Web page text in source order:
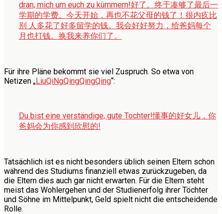
dran, mich um euch zu kümmern!好了。终于凑够了最后一
学期的学费。今天开始，再也不花父母的钱了！很内疚比
别 人多花了好多留学的钱。我会好好努力，给爸妈每个
月也打钱。换我来养你们了。
Für ihre Pläne bekommt sie viel Zuspruch. So etwa von
Netizen „LiuQiNgQingQingQing“:
Du bist eine verständige, gute Tochter!懂事的好女儿，你
爸妈会为你感到欣慰的!
Tatsächlich ist es nicht besonders üblich seinen Eltern schon
während des Studiums finanziell etwas zurückzugeben, da
die Eltern dies auch gar nicht erwarten. Für die Eltern steht
meist das Wohlergehen und der Studienerfolg ihrer Töchter
und Söhne im Mittelpunkt, Geld spielt nicht die entscheidende
Rolle.